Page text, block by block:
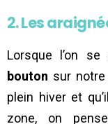
2. Les
Lorsque l’on
bouton sur
plein hiver et
zone, on